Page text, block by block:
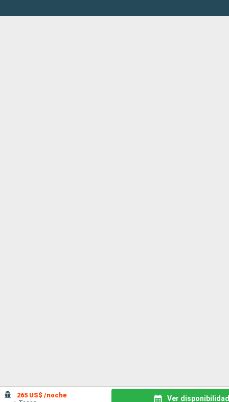
265 US$ /noche
Ver disponibilidad